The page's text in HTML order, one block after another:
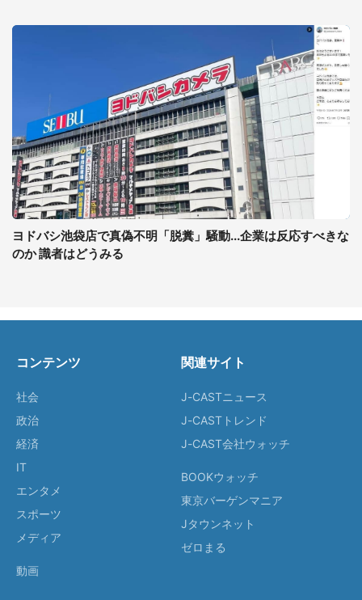
ヨドバシ池袋店で真偽不明「脱糞」騒動...企業は反応すべきな
のか 識者はどうみる
コンテンツ
社会
政治
経済
IT
エンタメ
スポーツ
メディア
動画
関連サイト
J-CASTニュース
J-CASTトレンド
J-CAST会社ウォッチ
BOOKウォッチ
東京バーゲンマニア
Jタウンネット
ゼロまる